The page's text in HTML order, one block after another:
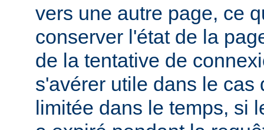
vers une autre page, ce
conserver l'état de la
de la tentative de
s'avérer utile dans le cas
limitée dans le temps, si